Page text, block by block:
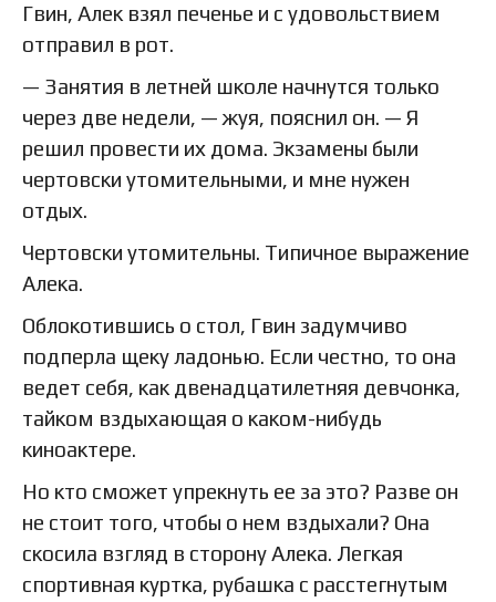
Гвин, Алек взял печенье и с удовольствием
отправил в рот.
— Занятия в летней школе начнутся только
через две недели, — жуя, пояснил он. — Я
решил провести их дома. Экзамены были
чертовски утомительными, и мне нужен
отдых.
Чертовски утомительны. Типичное выражение
Алека.
Облокотившись о стол, Гвин задумчиво
подперла щеку ладонью. Если честно, то она
ведет себя, как двенадцатилетняя девчонка,
тайком вздыхающая о каком-нибудь
киноактере.
Но кто сможет упрекнуть ее за это? Разве он
не стоит того, чтобы о нем вздыхали? Она
скосила взгляд в сторону Алека. Легкая
спортивная куртка, рубашка с расстегнутым